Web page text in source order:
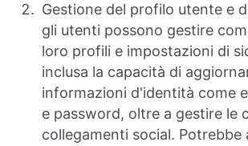
Gestione del profilo utente e
gli utenti possono gestire
loro profili e impostazioni di
inclusa la capacità di
informazioni d'identità come
e password, oltre a gestire le
collegamenti social. Potrebbe